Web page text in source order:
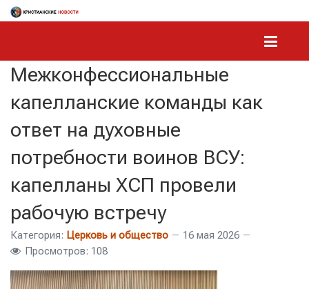
Межконфессиональные
капелланские команды как
ответ на духовные
потребности воинов ВСУ:
капелланы ХСП провели
рабочую встречу
Категория: Церковь и общество
16 мая 2026
Просмотров: 108